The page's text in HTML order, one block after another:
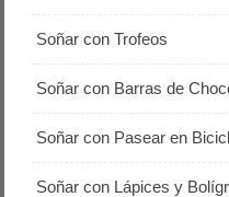
Soñar con Trofeos
Soñar con Barras de
Soñar con Pasear en
Soñar con Lápices y